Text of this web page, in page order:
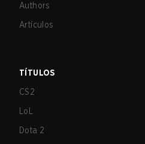
Authors
Artículos
TÍTULOS
CS2
LoL
Dota 2